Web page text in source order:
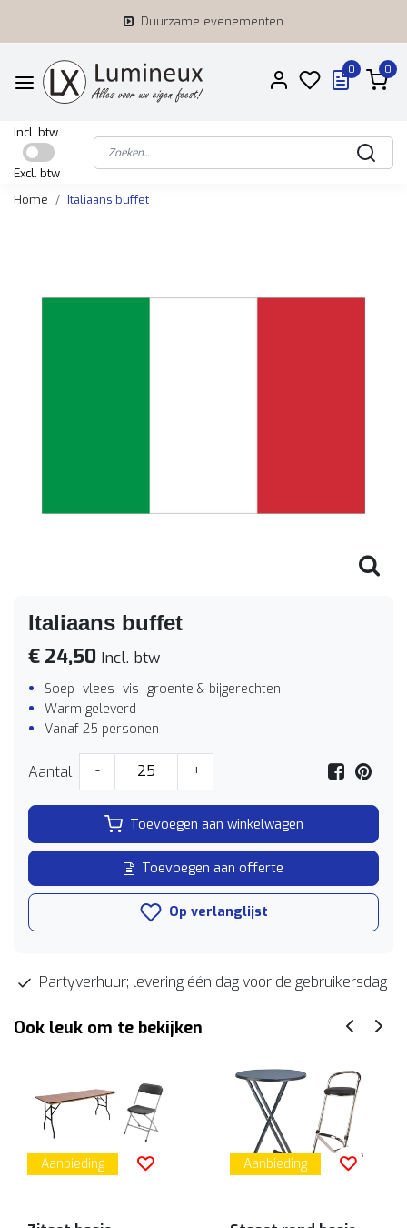
Duurzame evenementen
0 0
Incl. btw
Excl. btw
Home
Italiaans buffet
Italiaans buffet
€ 24,50 Incl. btw
Soep- vlees- vis- groente & bijgerechten
Warm geleverd
Vanaf 25 personen
Aantal - +
Toevoegen aan winkelwagen
Toevoegen aan offerte
Op verlanglijst
Partyverhuur; levering één dag voor de gebruikersdag
Ook leuk om te bekijken
Aanbieding Aanbieding